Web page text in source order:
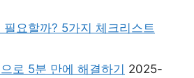
요할까? 5가지 체크리스트
로 5분 만에 해결하기 2025-